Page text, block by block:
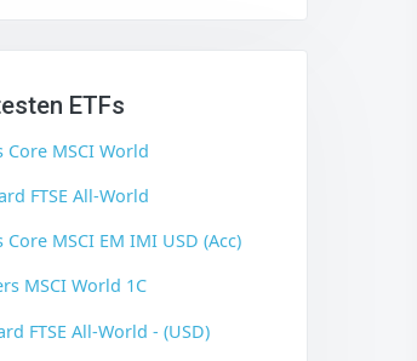
ETFs
Core MSCI World
FTSE All-World
Core MSCI EM IMI USD (Acc)
MSCI World 1C
FTSE All-World - (USD)